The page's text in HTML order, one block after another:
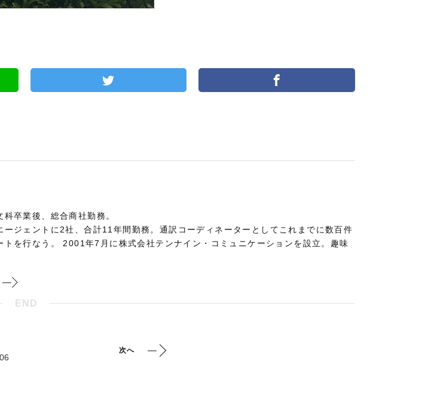
卒業後、総合商社勤務。
ージェントに2社、合計11年間勤務。通訳コーディネーターとしてこれまでに数百件
トを行なう。 2001年7月に株式会社テンナイン・コミュニケーションを設立。趣味
END
次へ